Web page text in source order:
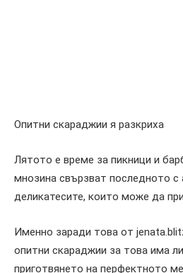
Опитни скараджии я разкриха
Лятото е време за пикници и
мнозина свързват последното с
деликатесите, които може да
Именно заради това от
опитни скараджии за това има
приготвянето на перфектното